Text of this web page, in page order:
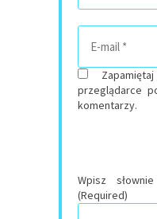
przeglądarce
komentarzy.
Wpisz
(Required)